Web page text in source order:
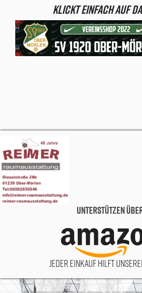
Klickt einfach auf
Unterstützen
Jeder Einkauf hilft